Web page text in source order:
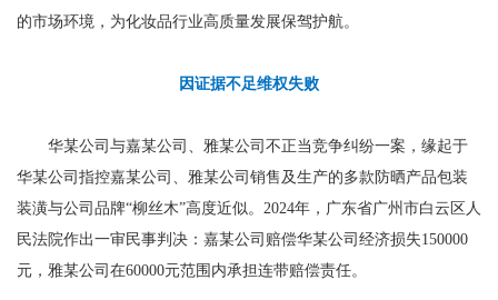
的市场环境，为化妆品行业高质量发展保驾护航。
因证据不足维权失败
华某公司与嘉某公司、雅某公司不正当竞争纠纷一案，缘起于
华某公司指控嘉某公司、雅某公司销售及生产的多款防晒产品包装
装潢与公司品牌“柳丝木”高度近似。2024年，广东省广州市白云区人
民法院作出一审民事判决：嘉某公司赔偿华某公司经济损失150000
元，雅某公司在60000元范围内承担连带赔偿责任。